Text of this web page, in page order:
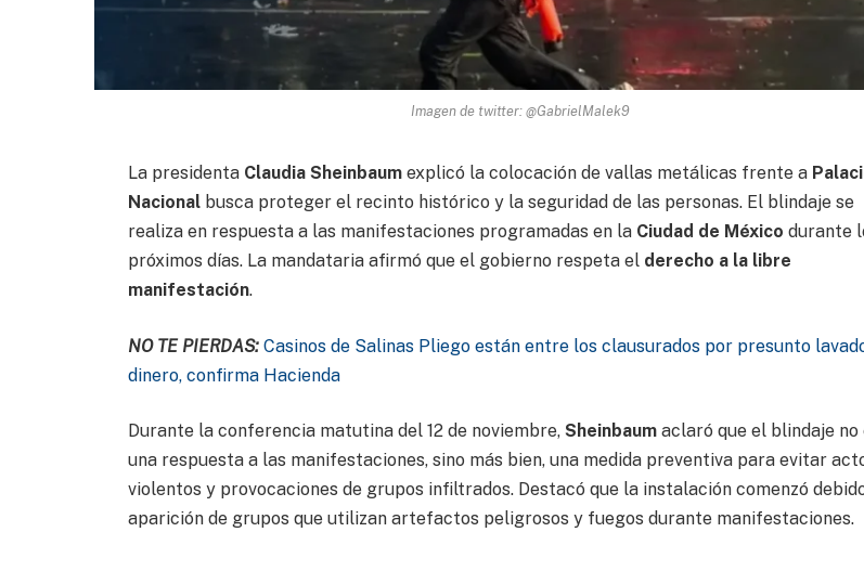
Imagen de twitter: @GabrielMalek9
La presidenta Claudia Sheinbaumexplicó la colocación de vallas metálicas frente a
Nacional busca proteger el recinto histórico y la seguridad de las personas. El blindaje se
realiza en respuesta a las manifestaciones programadas en la Ciudad de México durante
próximos días. La mandataria afirmó que el gobierno respeta el derecho a la libre
manifestación.
NO TE PIERDAS: Casinos de Salinas Pliego están entre los clausurados por presunto
dinero, confirma Hacienda
Durante la conferencia matutina del 12 de noviembre, Sheinbaumaclaró que el blindaje no
una respuesta a las manifestaciones, sino más bien, una medida preventiva para evitar
violentos y provocaciones de grupos infiltrados. Destacó que la instalación comenzó
aparición de grupos que utilizan artefactos peligrosos y fuegos durante manifestaciones.